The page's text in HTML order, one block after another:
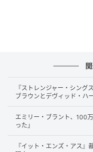
オジーとシャロンは
番組『オズボーンズ
多くのファンに愛さ
ら初めて迎えた結婚
もに過ごした。
2002年に大腸がん
『ストレンジャー・シング
ブラウンとデヴィッド・ハ
エミリー・ブラント、100
った」
『イット・エンズ・アス